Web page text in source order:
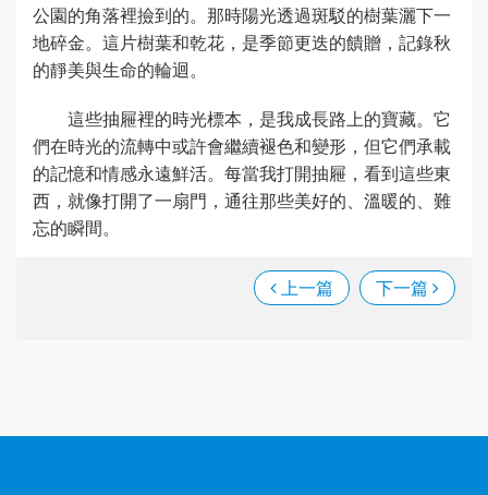
公園的角落裡撿到的。那時陽光透過斑駁的樹葉灑下一
地碎金。這片樹葉和乾花，是季節更迭的饋贈，記錄秋
的靜美與生命的輪迴。
這些抽屜裡的時光標本，是我成長路上的寶藏。它
們在時光的流轉中或許會繼續褪色和變形，但它們承載
的記憶和情感永遠鮮活。每當我打開抽屜，看到這些東
西，就像打開了一扇門，通往那些美好的、溫暖的、難
忘的瞬間。
上一篇 下一篇